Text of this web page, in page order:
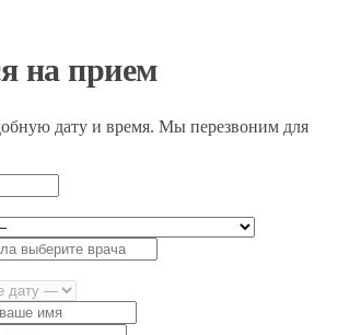
на прием
дату и время. Мы перезвоним для